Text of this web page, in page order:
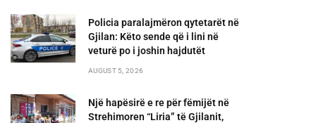
Policia paralajmëron qytetarët në
Gjilan: Këto sende që i lini në
veturë po i joshin hajdutët
AUGUST 5, 2026
Një hapësirë e re për fëmijët në
Strehimoren “Liria” të Gjilanit,